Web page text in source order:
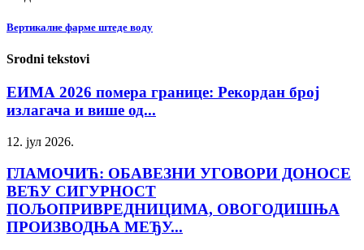
Вертикалне фарме штеде воду
Srodni tekstovi
ЕИМА 2026 помера границе: Рекордан број
излагача и више од...
12. јул 2026.
ГЛАМОЧИЋ: ОБАВЕЗНИ УГОВОРИ ДОНОСЕ
ВЕЋУ СИГУРНОСТ
ПОЉОПРИВРЕДНИЦИМА, ОВОГОДИШЊА
ПРОИЗВОДЊА МЕЂУ...